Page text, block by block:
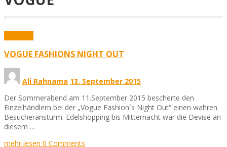
VOGUE FASHIONS NIGHT OUT
Ali Rahnama 13. September 2015
Der Sommerabend am 11.September 2015 bescherte den
Einzelhändlern bei der „Vogue Fashion´s Night Out“ einen wahren
Besucheransturm. Edelshopping bis Mitternacht war die Devise an
diesem …
mehr lesen 0 Comments